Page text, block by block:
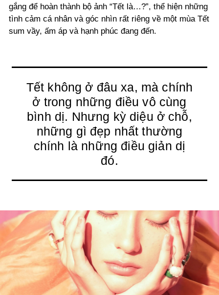
gắng để hoàn thành bộ ảnh “Tết là…?”, thể hiện những
tình cảm cá nhân và góc nhìn rất riêng về một mùa Tết
sum vầy, ấm áp và hạnh phúc đang đến.
Tết không ở đâu xa, mà chính
ở trong những điều vô cùng
bình dị. Nhưng kỳ diệu ở chỗ,
những gì đẹp nhất thường
chính là những điều giản dị
đó.